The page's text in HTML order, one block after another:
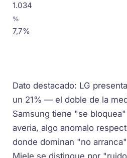
1.034
7,7%
Dato destacado: LG
un 21% — el doble de la
Samsung tiene "se
averia, algo anomalo
donde dominan "no